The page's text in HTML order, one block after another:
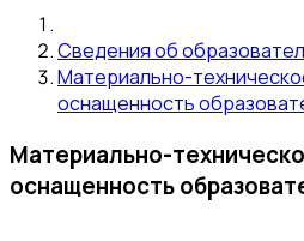
Сведения об
Материально-
оснащенность
Материально-
оснащенность